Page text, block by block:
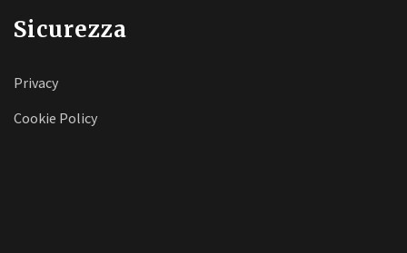
Sicurezza
Privacy
Cookie Policy